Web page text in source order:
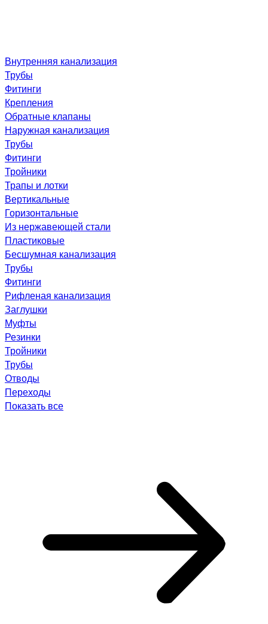
Внутренняя канализация
Трубы
Фитинги
Крепления
Обратные клапаны
Наружная канализация
Трубы
Фитинги
Тройники
Трапы и лотки
Вертикальные
Горизонтальные
Из нержавеющей стали
Пластиковые
Бесшумная канализация
Трубы
Фитинги
Рифленая канализация
Заглушки
Муфты
Резинки
Тройники
Трубы
Отводы
Переходы
Показать все